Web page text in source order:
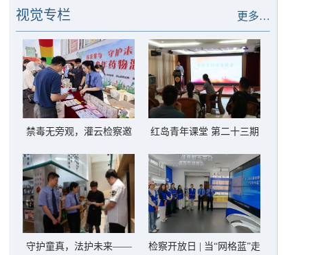
更多…
视觉专栏
禁毒无旁观，灌云检察邀
红岛青年课堂 第二十三期
码”
守护童真，法护未来——
检察开放日 | 当“网格蓝”走